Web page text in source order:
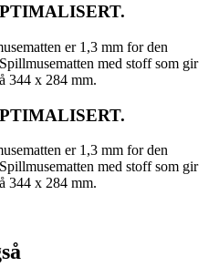
er 1,3 mm for den
med stoff som gir
344 x 284 mm.
er 1,3 mm for den
med stoff som gir
344 x 284 mm.